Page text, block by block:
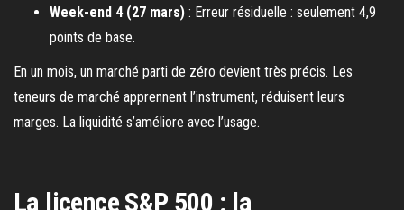
Week-end 4 (27 mars) : Erreur résiduelle : seulement 4,9
points de base.
En un mois, un marché parti de zéro devient très précis. Les
teneurs de marché apprennent l’instrument, réduisent leurs
marges. La liquidité s’améliore avec l’usage.
La licence S&P 500 : la